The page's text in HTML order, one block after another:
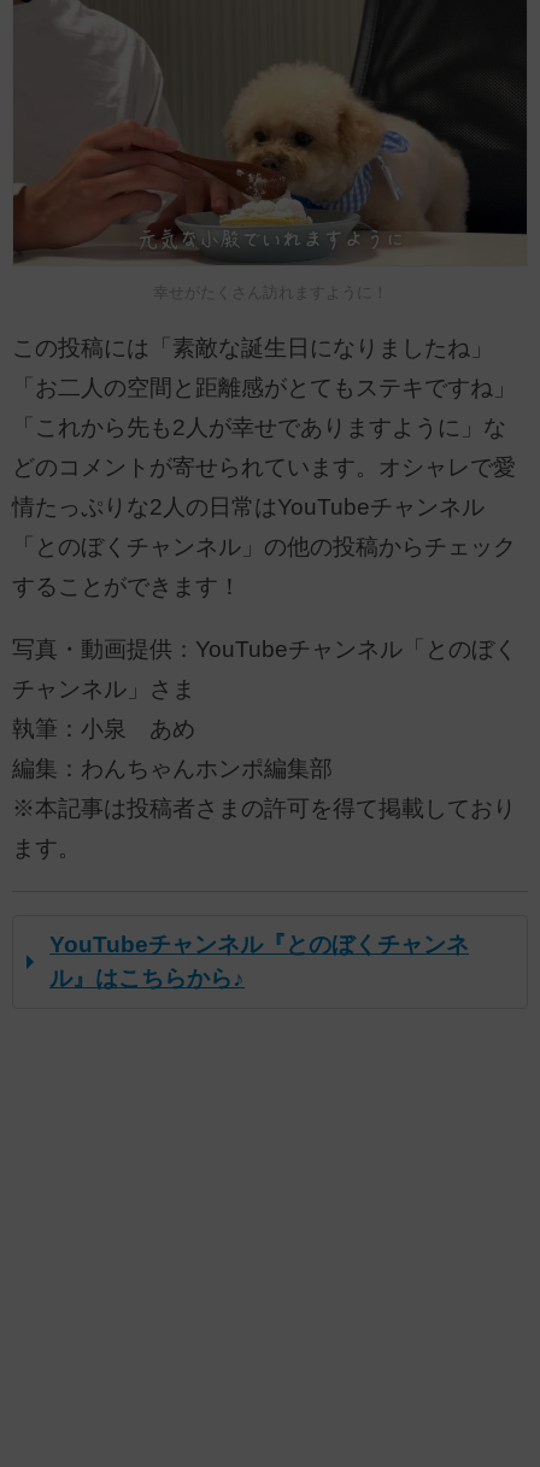
幸せがたくさん訪れますように！
この投稿には「素敵な誕生日になりましたね」
「お二人の空間と距離感がとてもステキですね」
「これから先も2人が幸せでありますように」な
どのコメントが寄せられています。オシャレで愛
情たっぷりな2人の日常はYouTubeチャンネル
「とのぼくチャンネル」の他の投稿からチェック
することができます！
写真・動画提供：YouTubeチャンネル「とのぼく
チャンネル」さま
執筆：小泉 あめ
編集：わんちゃんホンポ編集部
※本記事は投稿者さまの許可を得て掲載しており
ます。
YouTubeチャンネル『とのぼくチャンネ
ル』はこちらから♪